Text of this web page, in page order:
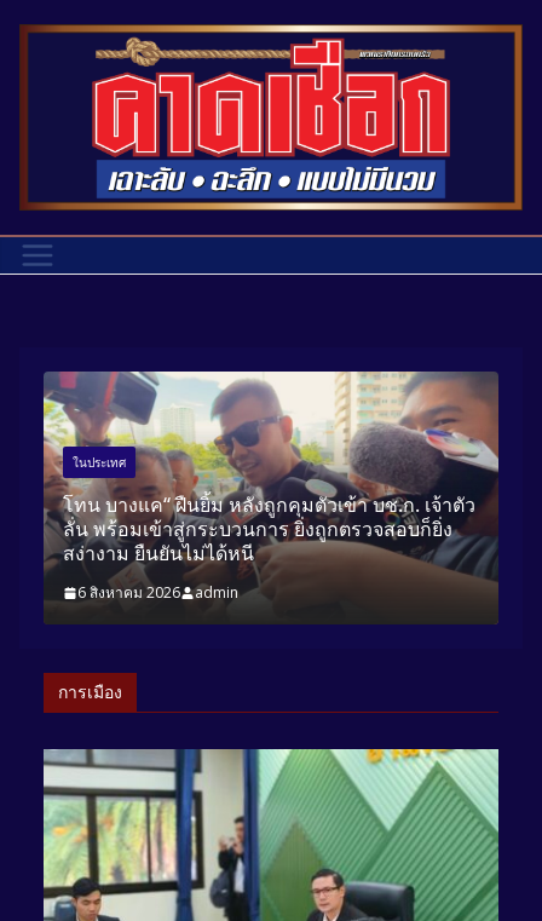
ในประเทศ
โทน บางแค“ ฝืนยิ้ม หลังถูกคุมตัวเข้า บช.ก. เจ้าตัว
ลั่น พร้อมเข้าสู่กระบวนการ ยิ่งถูกตรวจสอบก็ยิ่ง
สง่างาม ยืนยันไม่ได้หนี
6 สิงหาคม 2026 admin
การเมือง